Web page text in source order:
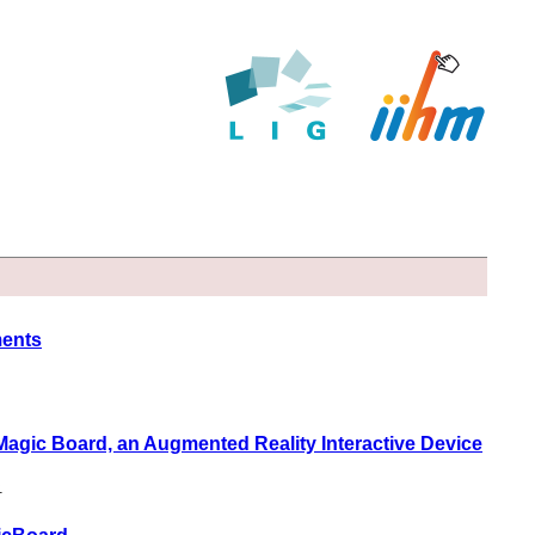
Board, an Augmented Reality Interactive Device
.